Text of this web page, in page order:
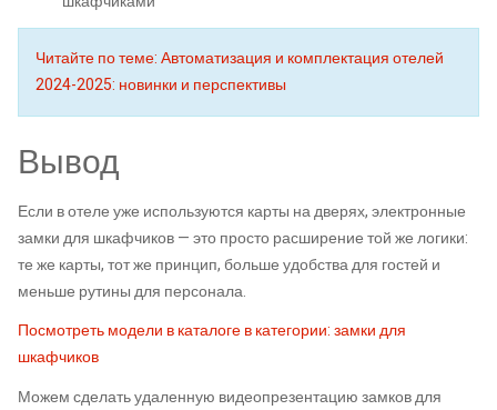
Читайте по теме: Автоматизация и комплектация отелей
2024-2025: новинки и перспективы
Вывод
Если в отеле уже используются карты на дверях, электронные
замки для шкафчиков — это просто расширение той же логики:
те же карты, тот же принцип, больше удобства для гостей и
меньше рутины для персонала.
Посмотреть модели в каталоге в категории: замки для
шкафчиков
Можем сделать удаленную видеопрезентацию замков для